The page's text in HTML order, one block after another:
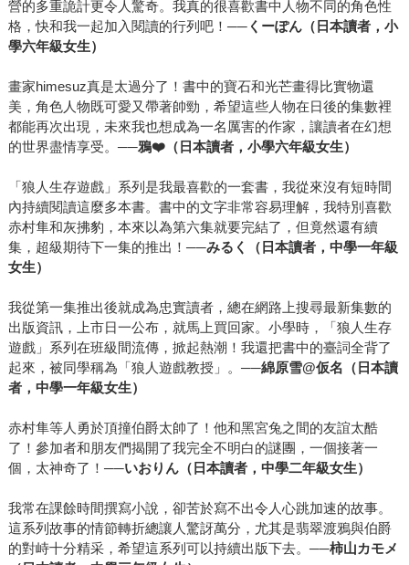
營的多重詭計更令人驚奇。我真的很喜歡書中人物不同的角色性
格，快和我一起加入閱讀的行列吧！──くーぽん（日本讀者，小
學六年級女生）
畫家himesuz真是太過分了！書中的寶石和光芒畫得比實物還
美，角色人物既可愛又帶著帥勁，希望這些人物在日後的集數裡
都能再次出現，未來我也想成為一名厲害的作家，讓讀者在幻想
的世界盡情享受。 ──鴉❤（日本讀者，小學六年級女生）
「狼人生存遊戲」系列是我最喜歡的一套書，我從來沒有短時間
內持續閱讀這麼多本書。書中的文字非常容易理解，我特別喜歡
赤村隼和灰拂豹，本來以為第六集就要完結了，但竟然還有續
集，超級期待下一集的推出！ ──みるく（日本讀者，中學一年級
女生）
我從第一集推出後就成為忠實讀者，總在網路上搜尋最新集數的
出版資訊，上市日一公布，就馬上買回家。小學時，「狼人生存
遊戲」系列在班級間流傳，掀起熱潮！我還把書中的臺詞全背了
起來，被同學稱為「狼人遊戲教授」。──綿原雪@仮名（日本讀
者，中學一年級女生）
赤村隼等人勇於頂撞伯爵太帥了！他和黑宮兔之間的友誼太酷
了！參加者和朋友們揭開了我完全不明白的謎團，一個接著一
個，太神奇了！──いおりん（日本讀者，中學二年級女生）
我常在課餘時間撰寫小說，卻苦於寫不出令人心跳加速的故事。
這系列故事的情節轉折總讓人驚訝萬分，尤其是翡翠渡鴉與伯爵
的對峙十分精采，希望這系列可以持續出版下去。──柿山カモメ